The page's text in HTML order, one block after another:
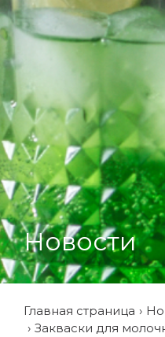
Новости
Главная страница
Закваски для